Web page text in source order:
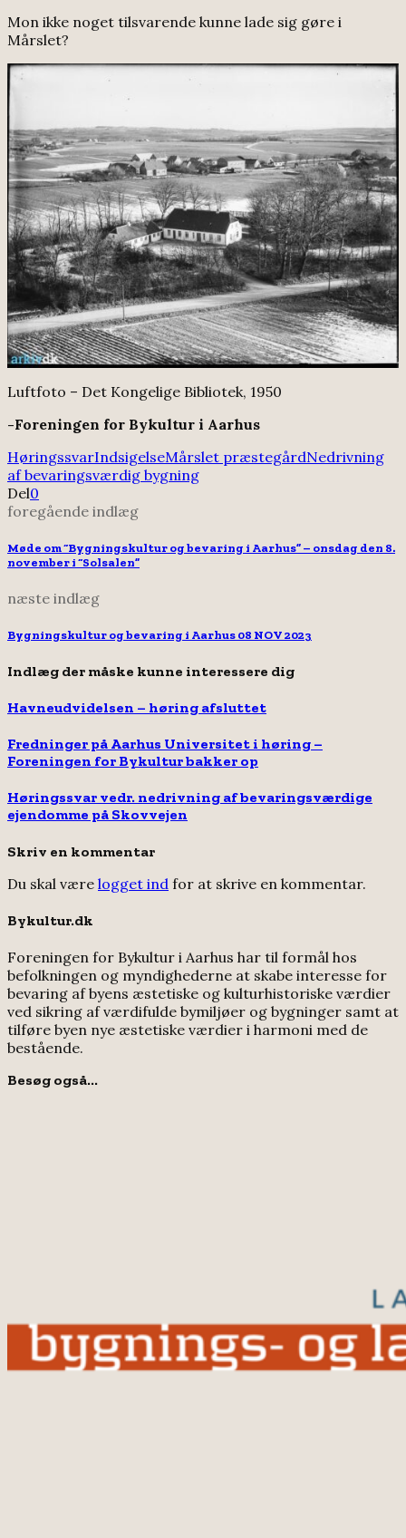
Mon ikke noget tilsvarende kunne lade sig gøre i
Mårslet?
Luftfoto – Det Kongelige Bibliotek, 1950
-Foreningen for Bykultur i Aarhus
HøringssvarIndsigelseMårslet præstegårdNedrivning
af bevaringsværdig bygning
Del0
foregående indlæg
Møde om “Bygningskultur og bevaring i Aarhus” – onsdag den 8.
november i “Solsalen”
næste indlæg
Bygningskultur og bevaring i Aarhus 08 NOV 2023
Indlæg der måske kunne interessere dig
Havneudvidelsen – høring afsluttet
Fredninger på Aarhus Universitet i høring –
Foreningen for Bykultur bakker op
Høringssvar vedr. nedrivning af bevaringsværdige
ejendomme på Skovvejen
Skriv en kommentar
Du skal være logget ind for at skrive en kommentar.
Bykultur.dk
Foreningen for Bykultur i Aarhus har til formål hos
befolkningen og myndighederne at skabe interesse for
bevaring af byens æstetiske og kulturhistoriske værdier
ved sikring af værdifulde bymiljøer og bygninger samt at
tilføre byen nye æstetiske værdier i harmoni med de
bestående.
Besøg også...